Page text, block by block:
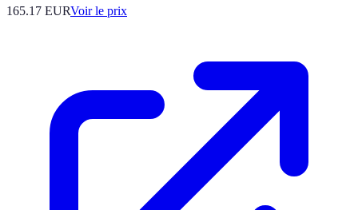
165.17 EURVoir le prix